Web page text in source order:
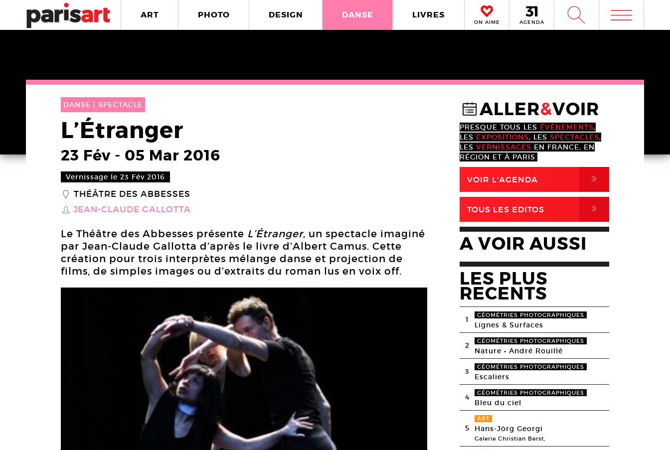
ART PHOTO DESIGN DANSE LIVRES
ON AIME AGENDA W m
DANSE | SPECTACLE
L’Étranger
23 Fév - 05 Mar 2016
Vernissage le 23 Fév 2016
_ THÉÂTRE DES ABBESSES
S JEAN-CLAUDE GALLOTTA
Le Théâtre des Abbesses présente L’Étranger, un spectacle imaginé
par Jean-Claude Gallotta d’après le livre d’Albert Camus. Cette
création pour trois interprètes mélange danse et projection de
films, de simples images ou d’extraits du roman lus en voix off.
@ALLER&VOIR
PRESQUE TOUS LES ÉVÈNEMENTS,
LES EXPOSITIONS, LES SPECTACLES,
LES VERNISSAGES EN FRANCE, EN
RÉGION ET À PARIS.
VOIR L'AGENDA ,
TOUS LES EDITOS ,
A VOIR AUSSI
LES PLUS
RECENTS
1 GÉOMÉTRIES PHOTOGRAPHIQUES
Lignes & Surfaces
2 GÉOMÉTRIES PHOTOGRAPHIQUES
Nature • André Rouillé
3 GÉOMÉTRIES PHOTOGRAPHIQUES
Escaliers
4 GÉOMÉTRIES PHOTOGRAPHIQUES
Bleu du ciel
5
ART
Hans-Jörg Georgi
Galerie Christian Berst,